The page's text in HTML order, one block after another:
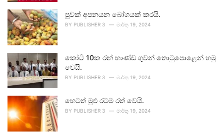
පුවක් අපනයන බෝගයක් කරයි.
BY PUBLISHER 3 මාර්තු 19, 2024
කෝටි 10ක රන් භාණ්ඩ ගුවන් තොටුපොළෙන් හමු
වෙයි.
BY PUBLISHER 3 මාර්තු 19, 2024
හෙටත් මුළු රටම රත් වෙයි.
BY PUBLISHER 3 මාර්තු 19, 2024